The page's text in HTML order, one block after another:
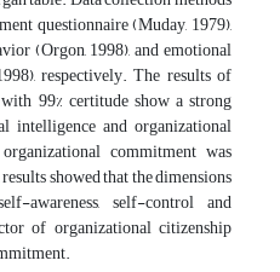
questionnaire (Muday, 1979),
(Orgon, 1998), and emotional
respectively. The results of
99% certitude show a strong
intelligence and organizational
commitment was
showed that the dimensions
awareness, self-control and
of organizational citizenship